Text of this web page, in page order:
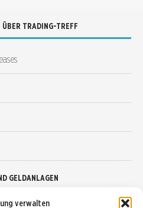
verwalten
TRADING-TREFF
GELDANLAGEN